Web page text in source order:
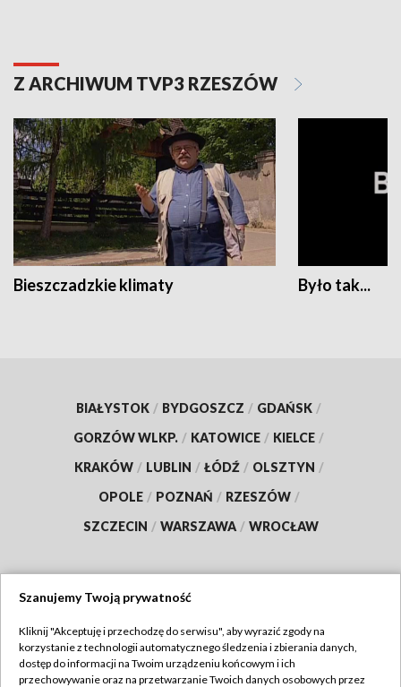
Z ARCHIWUM TVP3 RZESZÓW
Bieszczadzkie klimaty Było tak...
BIAŁYSTOK / BYDGOSZCZ / GDAŃSK /
GORZÓW WLKP. / KATOWICE / KIELCE /
KRAKÓW / LUBLIN / ŁÓDŹ / OLSZTYN /
OPOLE / POZNAŃ / RZESZÓW /
SZCZECIN / WARSZAWA / WROCŁAW
TVP
Abonament TVP
Szanujemy Twoją prywatność
Kliknij "Akceptuję i przechodzę do serwisu", aby wyrazić zgody na
korzystanie z technologii automatycznego śledzenia i zbierania danych,
dostęp do informacji na Twoim urządzeniu końcowym i ich
przechowywanie oraz na przetwarzanie Twoich danych osobowych przez